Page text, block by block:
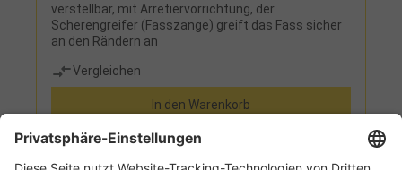
verstellbar, mit Arretiervorrichtung, der
Scherengreifer (Fasszange) greift das Fass sicher
an den Rändern an
Vergleichen
In den Warenkorb